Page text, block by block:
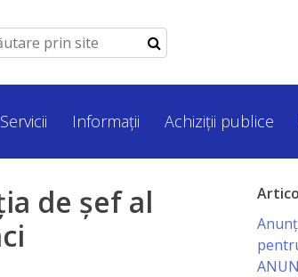
Servicii Informații Achiziții publice
de şef al